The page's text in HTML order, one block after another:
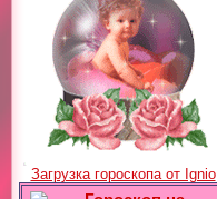
Загрузка гороскопа от Ignio